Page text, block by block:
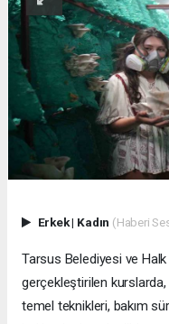
Erkek| Kadın (Haberi
Tarsus Belediyesi ve
gerçekleştirilen kurslarda,
temel teknikleri, bakım